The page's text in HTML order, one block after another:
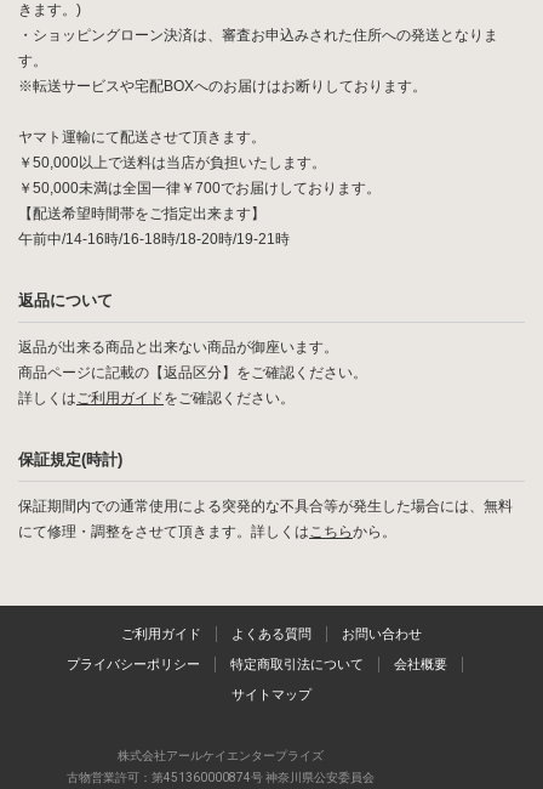
きます。)
・ショッピングローン決済は、審査お申込みされた住所への発送となりま
す。
※転送サービスや宅配BOXへのお届けはお断りしております。
ヤマト運輸にて配送させて頂きます。
￥50,000以上で送料は当店が負担いたします。
￥50,000未満は全国一律￥700でお届けしております。
【配送希望時間帯をご指定出来ます】
午前中/14-16時/16-18時/18-20時/19-21時
返品について
返品が出来る商品と出来ない商品が御座います。
商品ページに記載の【返品区分】をご確認ください。
詳しくはご利用ガイドをご確認ください。
保証規定(時計)
保証期間内での通常使用による突発的な不具合等が発生した場合には、無料
にて修理・調整をさせて頂きます。詳しくはこちらから。
ご利用ガイド よくある質問 お問い合わせ
プライバシーポリシー 特定商取引法について 会社概要
サイトマップ
株式会社アールケイエンタープライズ
古物営業許可：第451360000874号 神奈川県公安委員会